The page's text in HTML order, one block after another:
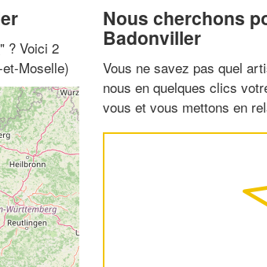
" ? Voici 2
Moselle)
Nous cherchons
Badonviller
Vous ne savez pas quel
nous en quelques clics
vous et vous mettons en